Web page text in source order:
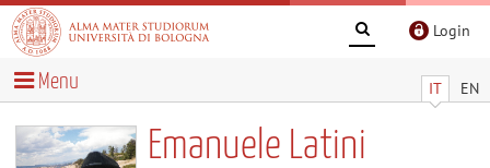
Login
IT EN
Menu
Emanuele Latini